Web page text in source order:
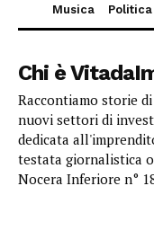
Musica
Politica
Chi è
Raccontiamo storie
nuovi settori di
dedicata
testata giornalistica
Nocera Inferiore n°